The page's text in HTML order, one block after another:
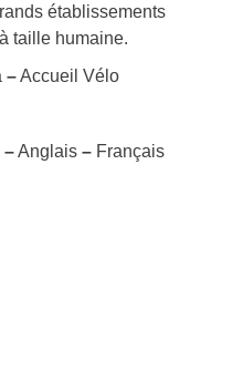
établissements
taille humaine.
–Accueil Vélo
–Anglais – Français